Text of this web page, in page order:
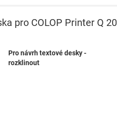
pro COLOP Printer Q 20
Pro návrh textové desky -
rozklinout